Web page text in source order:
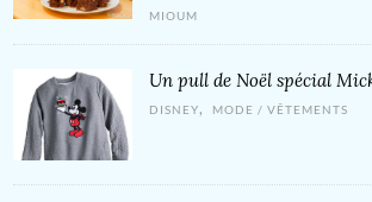
MIOUM
Un pull de Noël spécial
DISNEY, MODE / VÊTEMENTS